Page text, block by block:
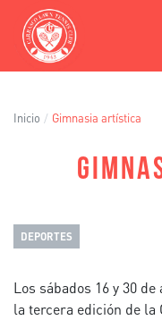
Inicio Gimnasia artística
DEPORTES
Los sábados 16 y 30
la tercera edición de la